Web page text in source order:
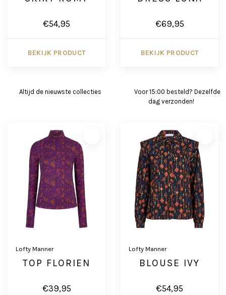
€54,95
BEKIJK PRODUCT
€69,95
BEKIJK PRODUCT
Altijd de nieuwste collecties
Voor 15:00 besteld? Dezelfde
dag verzonden!
Lofty Manner
TOP FLORIEN
€39,95
Lofty Manner
BLOUSE IVY
€54,95